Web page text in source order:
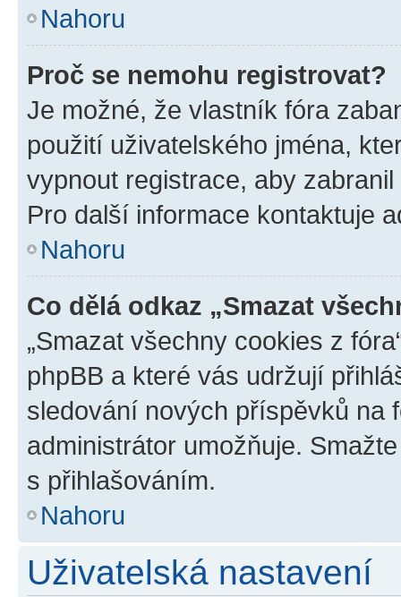
Nahoru
Proč se nemohu registrovat?
Je možné, že vlastník fóra
použití uživatelského jména,
vypnout registrace, aby
Pro další informace kontaktuje
Nahoru
Co dělá odkaz „Smazat
„Smazat všechny cookies z
phpBB a které vás udržují
sledování nových příspěvků na
administrátor umožňuje.
s přihlašováním.
Nahoru
Uživatelská nastavení